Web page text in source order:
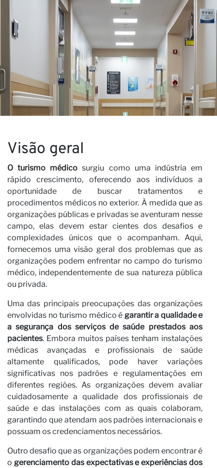
Visão geral
O turismo médico surgiu como uma indústria em
rápido crescimento, oferecendo aos indivíduos a
oportunidade de buscar tratamentos e
procedimentos médicos no exterior. À medida que as
organizações públicas e privadas se aventuram nesse
campo, elas devem estar cientes dos desafios e
complexidades únicos que o acompanham. Aqui,
fornecemos uma visão geral dos problemas que as
organizações podem enfrentar no campo do turismo
médico, independentemente de sua natureza pública
ou privada.
Uma das principais preocupações das organizações
envolvidas no turismo médico é garantir a qualidade e
a segurança dos serviços de saúde prestados aos
pacientes. Embora muitos países tenham instalações
médicas avançadas e profissionais de saúde
altamente qualificados, pode haver variações
significativas nos padrões e regulamentações em
diferentes regiões. As organizações devem avaliar
cuidadosamente a qualidade dos profissionais de
saúde e das instalações com as quais colaboram,
garantindo que atendam aos padrões internacionais e
possuam os credenciamentos necessários.
Outro desafio que as organizações podem encontrar é
o gerenciamento das expectativas e experiências dos